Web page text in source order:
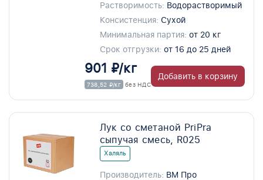
Растворимость: Водорастворимый
Консистенция: Сухой
Минимальная партия: от 20 кг
Срок отгрузки: от 16 до 25 дней
901 ₽/кг
738,52 ₽/кг без НДС
Добавить в корзину
Лук со сметаной PriPra
сыпучая смесь, R025
Халяль
Производитель: ВМ Про